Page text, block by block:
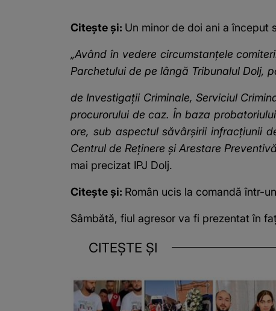
Citește și: Un minor de doi ani a început
„Având în vedere circumstanțele
Parchetului de pe lângă Tribunalul Dolj,
de Investigaţii Criminale, Serviciul
procurorului de caz. În baza
ore, sub aspectul săvârșirii infracţiunii
Centrul de Reținere şi Arestare
mai precizat IPJ Dolj.
Citește și: Român ucis la comandă într-
Sâmbătă, fiul agresor va fi prezentat în
CITEȘTE ȘI